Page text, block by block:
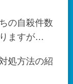
の自殺件数
ますが…
処方法の紹